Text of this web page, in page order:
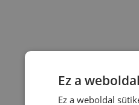
Ez a
Ez a weboldal